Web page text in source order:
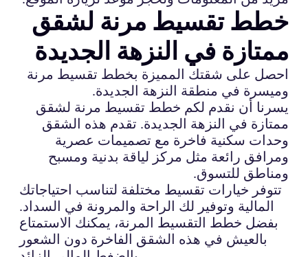
خطط تقسيط مرنة لشقق
ممتازة في النزهة الجديدة
احصل على شقتك المميزة بخطط تقسيط مرنة
وميسرة في منطقة النزهة الجديدة.
يسرنا أن نقدم لكم خطط تقسيط مرنة لشقق
ممتازة في النزهة الجديدة. تقدم هذه الشقق
وحدات سكنية فاخرة مع تصميمات عصرية
ومرافق رائعة مثل مركز لياقة بدنية ومسبح
ومناطق للتسوق.
تتوفر خيارات تقسيط مختلفة لتناسب احتياجاتك
المالية وتوفير لك الراحة والمرونة في السداد.
بفضل خطط التقسيط المرنة، يمكنك الاستمتاع
بالعيش في هذه الشقق الفاخرة دون الشعور